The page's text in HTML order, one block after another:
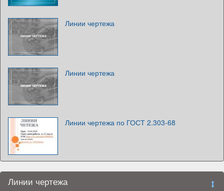
Линии чертежа
Линии чертежа
Линии чертежа по ГОСТ 2.303-68
Линии чертежа